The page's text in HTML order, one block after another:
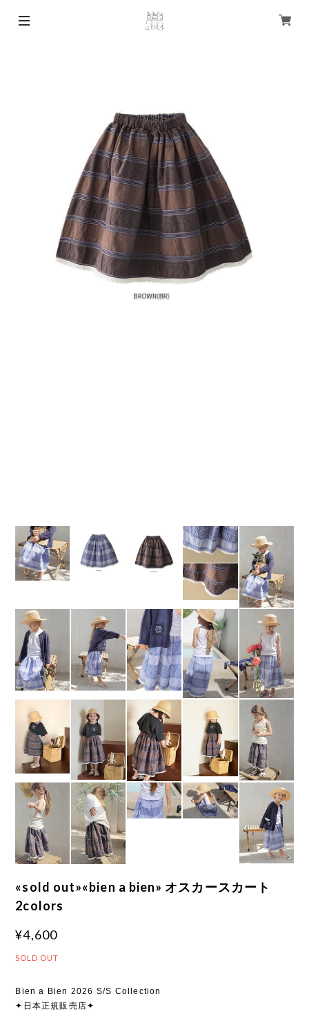
«sold out»«bien a bien» オスカースカート
2colors
¥4,600
SOLD OUT
Bien a Bien 2026 S/S Collection
✦日本正規販売店✦